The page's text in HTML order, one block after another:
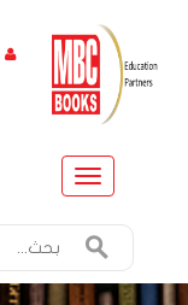
Toggle
navigation